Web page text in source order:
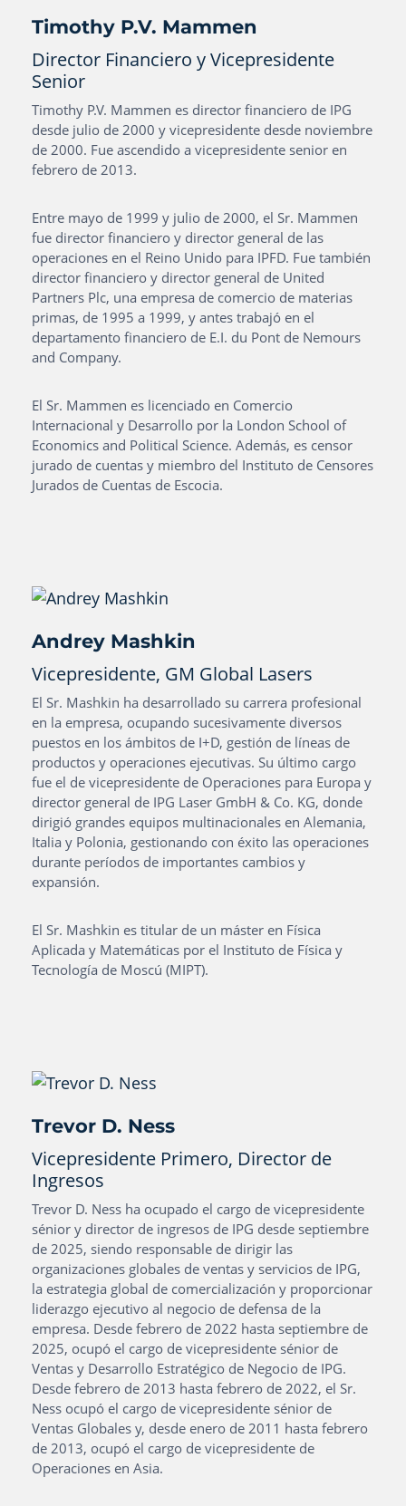
Timothy P.V. Mammen
Director Financiero y Vicepresidente
Senior
Timothy P.V. Mammen es director financiero de IPG
desde julio de 2000 y vicepresidente desde noviembre
de 2000. Fue ascendido a vicepresidente senior en
febrero de 2013.
Entre mayo de 1999 y julio de 2000, el Sr. Mammen
fue director financiero y director general de las
operaciones en el Reino Unido para IPFD. Fue también
director financiero y director general de United
Partners Plc, una empresa de comercio de materias
primas, de 1995 a 1999, y antes trabajó en el
departamento financiero de E.I. du Pont de Nemours
and Company.
El Sr. Mammen es licenciado en Comercio
Internacional y Desarrollo por la London School of
Economics and Political Science. Además, es censor
jurado de cuentas y miembro del Instituto de Censores
Jurados de Cuentas de Escocia.
Andrey Mashkin
Vicepresidente, GM Global Lasers
El Sr. Mashkin ha desarrollado su carrera profesional
en la empresa, ocupando sucesivamente diversos
puestos en los ámbitos de I+D, gestión de líneas de
productos y operaciones ejecutivas. Su último cargo
fue el de vicepresidente de Operaciones para Europa y
director general de IPG Laser GmbH & Co. KG, donde
dirigió grandes equipos multinacionales en Alemania,
Italia y Polonia, gestionando con éxito las operaciones
durante períodos de importantes cambios y
expansión.
El Sr. Mashkin es titular de un máster en Física
Aplicada y Matemáticas por el Instituto de Física y
Tecnología de Moscú (MIPT).
Trevor D. Ness
Vicepresidente Primero, Director de
Ingresos
Trevor D. Ness ha ocupado el cargo de vicepresidente
sénior y director de ingresos de IPG desde septiembre
de 2025, siendo responsable de dirigir las
organizaciones globales de ventas y servicios de IPG,
la estrategia global de comercialización y proporcionar
liderazgo ejecutivo al negocio de defensa de la
empresa. Desde febrero de 2022 hasta septiembre de
2025, ocupó el cargo de vicepresidente sénior de
Ventas y Desarrollo Estratégico de Negocio de IPG.
Desde febrero de 2013 hasta febrero de 2022, el Sr.
Ness ocupó el cargo de vicepresidente sénior de
Ventas Globales y, desde enero de 2011 hasta febrero
de 2013, ocupó el cargo de vicepresidente de
Operaciones en Asia.